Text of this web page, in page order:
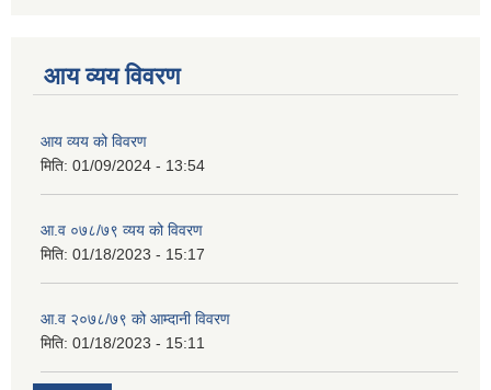
आय व्यय विवरण
आय व्यय को विवरण
मिति: 01/09/2024 - 13:54
आ.व ०७८/७९ व्यय को विवरण
मिति: 01/18/2023 - 15:17
आ.व २०७८/७९ को आम्दानी विवरण
मिति: 01/18/2023 - 15:11